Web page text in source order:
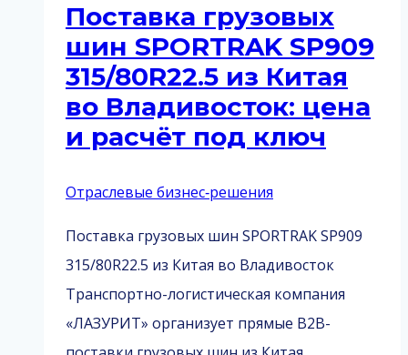
Поставка грузовых
шин SPORTRAK SP909
315/80R22.5 из Китая
во Владивосток: цена
и расчёт под ключ
Отраслевые бизнес‑решения
Поставка грузовых шин SPORTRAK SP909
315/80R22.5 из Китая во Владивосток
Транспортно-логистическая компания
«ЛАЗУРИТ» организует прямые B2B-